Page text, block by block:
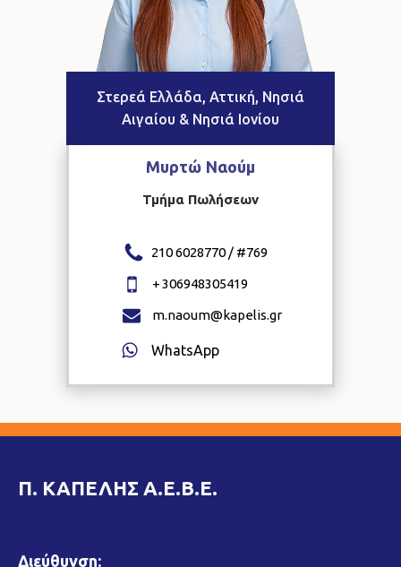
Στερεά Ελλάδα, Αττική, Νησιά
Αιγαίου & Νησιά Ιονίου
Μυρτώ Ναούμ
Τμήμα Πωλήσεων
210 6028770 / #769
+306948305419
m.naoum@kapelis.gr
WhatsApp
Π. ΚΑΠΕΛΗΣ Α.Ε.Β.Ε.
Διεύθυνση: